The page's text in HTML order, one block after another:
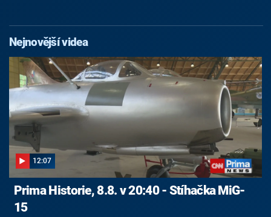
Nejnovější videa
12:07
Prima Historie, 8.8. v 20:40 - Stíhačka MiG-
15